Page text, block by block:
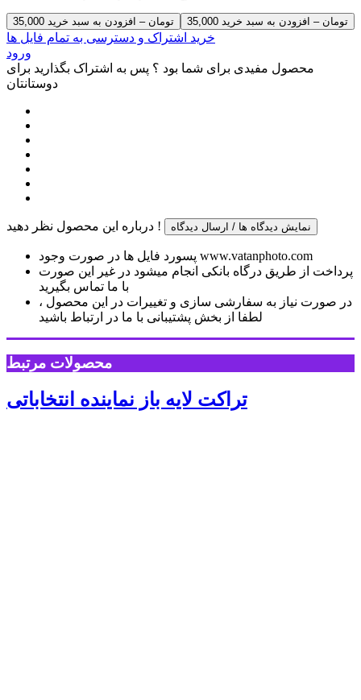
35,000 تومان – افزودن به سبد خرید
خرید اشتراک و دسترسی به تمام فایل ها
ورود
محصول مفیدی برای شما بود ؟ پس به اشتراک بگذارید برای
دوستانتان
درباره این محصول نظر دهید ! نمایش دیدگاه ها / ارسال دیدگاه
پسورد فایل ها در صورت وجود www.vatanphoto.com
پرداخت از طریق درگاه بانکی انجام میشود در غیر این صورت
با ما تماس بگیرید
در صورت نیاز به سفارشی سازی و تغییرات در این محصول ،
لطفا از بخش پشتیبانی با ما در ارتباط باشید
محصولات مرتبط
تراکت لایه باز نماینده انتخاباتی